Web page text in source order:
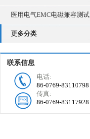
医用电气EMC电磁兼容测试
更多分类
联系信息
电话:
86-0769-83110798
传真:
86-0769-83117928